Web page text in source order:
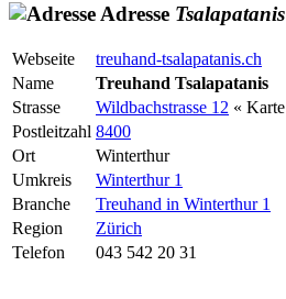
Adresse Tsalapatanis
Webseite
treuhand-tsalapatanis.ch
Name
Treuhand Tsalapatanis
Strasse
Wildbachstrasse 12 « Karte
Postleitzahl 8400
Ort
Winterthur
Umkreis
Winterthur 1
Branche
Treuhand in Winterthur 1
Region
Zürich
Telefon
043 542 20 31